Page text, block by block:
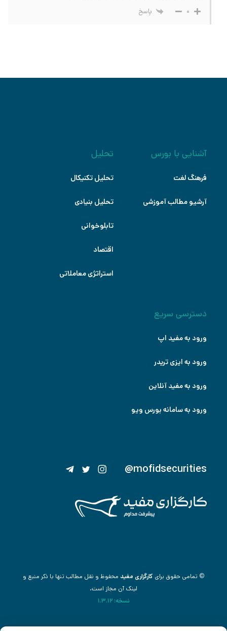
0 پاسخ
@mofidsecurities
آشنایی با بورس
فرهنگ لغت
آرشیو مطالب آموزشی
تحلیل
تحلیل تکنیکال
تحلیل بنیادی
تابلوخوانی
اقتصاد
استراتژی معاملاتی
دسترسی سریع
ورود به مفید اپ
ورود به ایزی تریدر
ورود به مفید آنلاین
ورود به سامانه بورس ویو
© تمامی حقوق برای کارگزاری مفید محفوظ و نقل مطالب تنها با ذکر منبع و
لینک آن مجاز است.
نسخه: 1.3.12